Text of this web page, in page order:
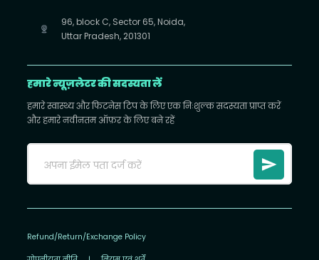
96, block C, Sector 65, Noida,
Uttar Pradesh, 201301
हमारे न्यूज़लेटर की सदस्यता लें
हमारे स्वास्थ्य और फिटनेस टिप के लिए एक निःशुल्क सदस्यता प्राप्त करें
और हमारे नवीनतम ऑफ़र के लिए बने रहें
Refund/Return/Exchange Policy